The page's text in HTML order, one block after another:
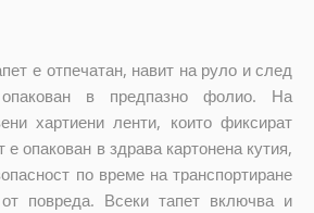
е отпечатан, навит на руло и след
в предпазно фолио. На
хартиени ленти, които фиксират
е опакован в здрава картонена кутия,
по време на транспортиране
повреда. Всеки тапет включва и